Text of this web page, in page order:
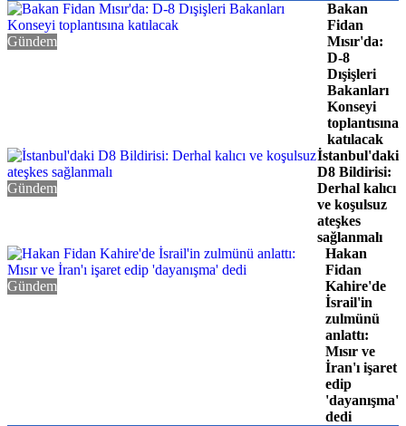
Gündem
Bakan
Fidan
Mısır'da:
D-8
Dışişleri
Bakanları
Konseyi
toplantısına
katılacak
Gündem
İstanbul'daki
D8 Bildirisi:
Derhal kalıcı
ve koşulsuz
ateşkes
sağlanmalı
Gündem
Hakan
Fidan
Kahire'de
İsrail'in
zulmünü
anlattı:
Mısır ve
İran'ı işaret
edip
'dayanışma'
dedi